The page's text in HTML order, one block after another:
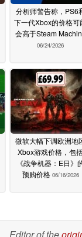
分析师警告称，PS6
下一代Xbox的价格可
会高于Steam
06/24/2026
微软大幅下调欧洲地
Xbox游戏价格，包
《战争机器：E日》
预购价格 06/16/2026
Editor of the